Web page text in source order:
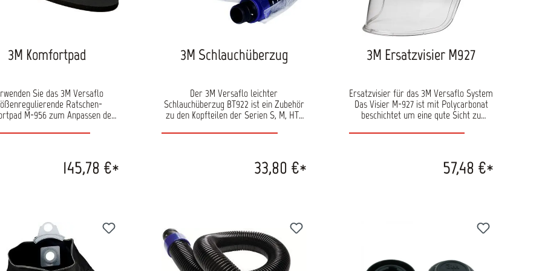
3M Komfortpad
Sie das 3M Versaflo
Ratschen-
M-956 zum Anpassen der
Das Komfortpad lässt sich
Helmes anbringen. Es sorgt für
Passform bei kleineren Köpfen
145,78 €*
3M Schlauchüberzug
Der 3M Versaflo leichter
Schlauchüberzug BT922 ist ein Zubehör
zu den Kopfteilen der Serien S, M, HT-
und eignet sich zur einfachen
33,80 €*
3M Ersatzvisier M927
Ersatzvisier für das 3M Versaflo System
Das Visier M-927 ist mit Polycarbonat
beschichtet um eine gute Sicht zu
Kopfteilen der Serie M für Beständigkeit
gemäß EN 166 1:BT:3 CE-zertifiziert.
57,48 €*